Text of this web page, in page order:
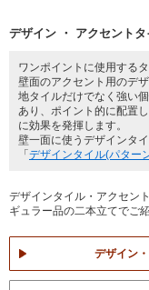
デザイン ・ アクセント
ワンポイントに使用する
壁面のアクセント用のデ
地タイルだけでなく強い
あり、ポイント的に配置
に効果を発揮します。
壁一面に使うデザインタ
「デザインタイル(パター
デザインタイル・アクセン
ギュラー品の二本立てでご
デザイン